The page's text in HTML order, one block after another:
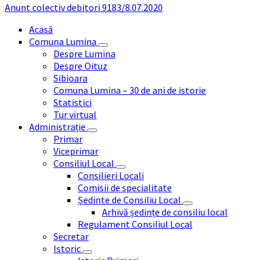
Anunt colectiv debitori 9183/8.07.2020
Acasă
Comuna Lumina
Despre Lumina
Despre Oituz
Sibioara
Comuna Lumina – 30 de ani de istorie
Statistici
Tur virtual
Administrație
Primar
Viceprimar
Consiliul Local
Consilieri Locali
Comisii de specialitate
Ședinte de Consiliu Local
Arhivă ședințe de consiliu local
Regulament Consiliul Local
Secretar
Istoric